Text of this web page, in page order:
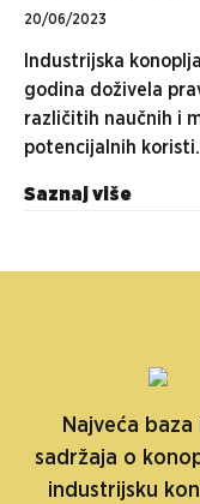
20/06/2023
Industrijska
godina doživela
različitih naučnih i
potencijalnih
Saznaj više
Najveća
sadržaja o
industrijsku